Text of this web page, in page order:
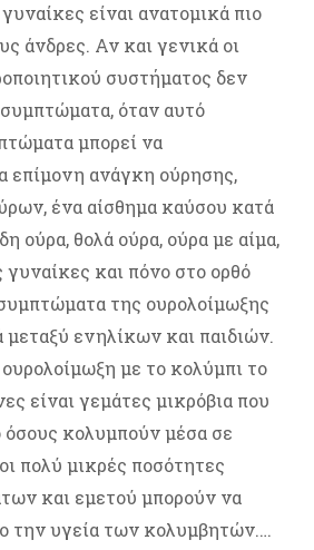
είναι ανατομικά πιο
άνδρες. Αν και γενικά οι
συστήματος δεν
όταν αυτό
μπορεί να
επίμονη ανάγκη ούρησης,
ένα αίσθημα καύσου κατά
ούρα, θολά ούρα, ούρα με αίμα,
γυναίκες και πόνο στο ορθό
της ουρολοίμωξης
ενηλίκων και παιδιών.
με το κολύμπι το
είναι γεμάτες μικρόβια που
όσους κολυμπούν μέσα σε
πολύ μικρές ποσότητες
και εμετού μπορούν να
την υγεία των κολυμβητών.…